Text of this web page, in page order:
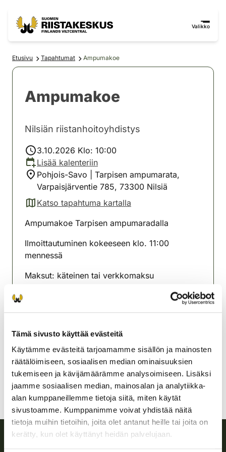
Tämä sivusto käyttää evästeitä
Käytämme evästeitä tarjoamamme sisällön ja mainosten
räätälöimiseen, sosiaalisen median ominaisuuksien
tukemiseen ja kävijämäärämme analysoimiseen. Lisäksi
jaamme sosiaalisen median, mainosalan ja analytiikka-
alan kumppaneillemme tietoja siitä, miten käytät
sivustoamme. Kumppanimme voivat yhdistää näitä
tietoja muihin tietoihin, joita olet antanut heille tai joita on
kerätty, kun olet käyttänyt heidän palvelujaan.
Valikko
Etusivu Tapahtumat Ampumakoe
Ampumakoe
Nilsiän riistanhoitoyhdistys
3.10.2026 Klo: 10:00
Lisää kalenteriin
Pohjois-Savo | Tarpisen ampumarata,
Varpaisjärventie 785, 73300 Nilsiä
Katso tapahtuma kartalla
(avautuu uuteen välilehteen)
Ampumakoe Tarpisen ampumaradalla
Ilmoittautuminen kokeeseen klo. 11:00
mennessä
Maksut: käteinen tai verkkomaksu
Pohjois-Savo
nilsia@rhy.riista.fi